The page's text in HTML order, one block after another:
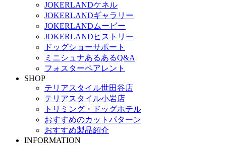
JOKERLANDケネル
JOKERLANDギャラリー
JOKERLANDムービー
JOKERLANDヒストリー
ドッグショーサポート
ミニシュナあるあるQ&A
フォスターペアレント
SHOP
テリアスタイル世田谷店
テリアスタイル小岩店
トリミング・ドッグホテル
おすすめのカットパターン
おすすめ製品紹介
INFORMATION